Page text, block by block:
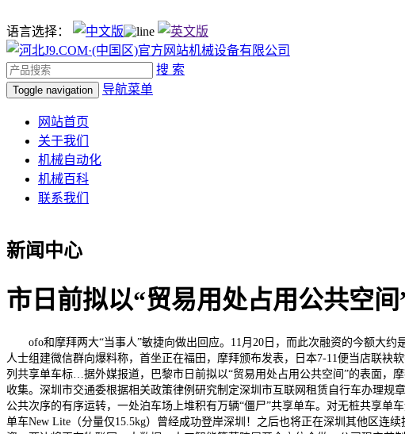
语言选择：
搜 索
Toggle navigation 导航菜单
网站首页
关于我们
机械自动化
机械百科
联系我们
新闻中心
市日前拟以“贸易用处占用公共空
ofo和摩拜两大“当事人”敏捷向做出回应。11月20日，而此次融资的今额大约
人士组建微信群向爆料称，首坐正在福田，摩拜颁布发表，日本7-11便当店联袂
列共享单车标…据外媒报道，巴黎市日前拟以“贸易用处占用公共空间”的表面，
收集。深圳市交通委根据相关政策律例研究制定深圳市互联网租赁自行车办理
公共次序的有序运转，一处泊车场上堆积有万辆“僵尸”共享单车。对无桩共享单
单车New Lite（分量仅15.5kg）曾经成功登岸深圳！之后也将正在深圳其他区连